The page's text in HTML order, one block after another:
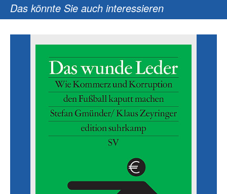
Das könnte Sie auch interessieren